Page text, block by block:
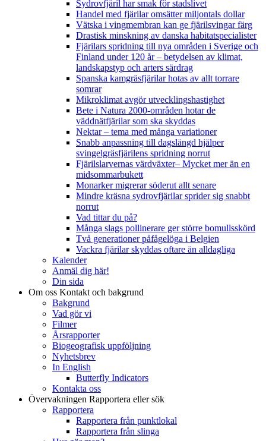
Sydrovfjäril har smak för stadslivet
Handel med fjärilar omsätter miljontals dollar
Vätska i vingmembran kan ge fjärilsvingar färg
Drastisk minskning av danska habitatspecialister
Fjärilars spridning till nya områden i Sverige och
Finland under 120 år– betydelsen av klimat,
landskapstyp och arters särdrag
Spanska kamgräsfjärilar hotas av allt torrare
somrar
Mikroklimat avgör utvecklingshastighet
Bete i Natura 2000-områden hotar de
väddnätfjärilar som ska skyddas
Nektar – tema med många variationer
Snabb anpassning till dagslängd hjälper
svingelgräsfjärilens spridning norrut
Fjärilslarvernas värdväxter– Mycket mer än en
midsommarbukett
Monarker migrerar söderut allt senare
Mindre kräsna sydrovfjärilar sprider sig snabbt
norrut
Vad tittar du på?
Många slags pollinerare ger större bomullsskörd
Två generationer påfågelöga i Belgien
Vackra fjärilar skyddas oftare än alldagliga
Kalender
Anmäl dig här!
Din sida
Om oss Kontakt och bakgrund
Bakgrund
Vad gör vi
Filmer
Årsrapporter
Biogeografisk uppföljning
Nyhetsbrev
In English
Butterfly Indicators
Kontakta oss
Övervakningen Rapportera eller sök
Rapportera
Rapportera från punktlokal
Rapportera från slinga